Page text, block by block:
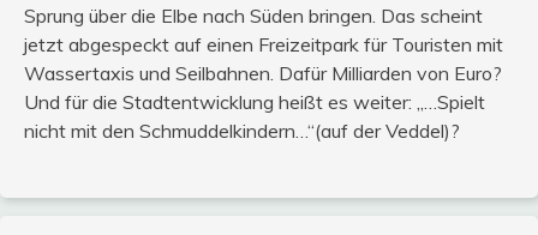
Sprung über die Elbe nach Süden bringen. Das scheint
jetzt abgespeckt auf einen Freizeitpark für Touristen mit
Wassertaxis und Seilbahnen. Dafür Milliarden von Euro?
Und für die Stadtentwicklung heißt es weiter: „…Spielt
nicht mit den Schmuddelkindern…“(auf der Veddel)?